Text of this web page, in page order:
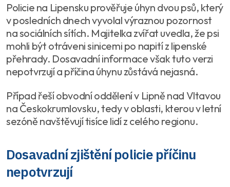
Policie na Lipensku prověřuje úhyn dvou psů, který
v posledních dnech vyvolal výraznou pozornost
na sociálních sítích. Majitelka zvířat uvedla, že psi
mohli být otráveni sinicemi po napití z lipenské
přehrady. Dosavadní informace však tuto verzi
nepotvrzují a příčina úhynu zůstává nejasná.
Případ řeší obvodní oddělení v Lipně nad Vltavou
na Českokrumlovsku, tedy v oblasti, kterou v letní
sezóně navštěvují tisíce lidí z celého regionu.
Dosavadní zjištění policie příčinu
nepotvrzují